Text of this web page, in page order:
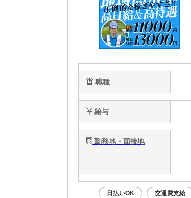
職種
給与
勤務地・面接地
日払いOK 交通費支給